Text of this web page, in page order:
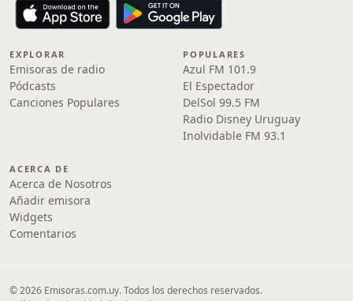
EXPLORAR
Emisoras de radio
Pódcasts
Canciones Populares
POPULARES
Azul FM 101.9
El Espectador
DelSol 99.5 FM
Radio Disney Uruguay
Inolvidable FM 93.1
ACERCA DE
Acerca de Nosotros
Añadir emisora
Widgets
Comentarios
© 2026 Emisoras.com.uy. Todos los derechos reservados.